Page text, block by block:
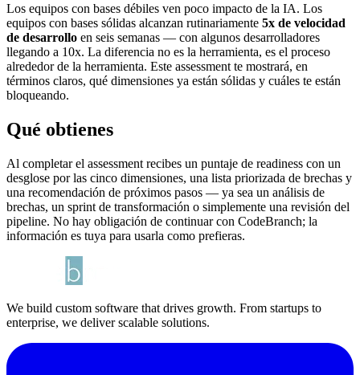
Los equipos con bases débiles ven poco impacto de la IA. Los
equipos con bases sólidas alcanzan rutinariamente 5x de velocidad
de desarrollo en seis semanas — con algunos desarrolladores
llegando a 10x. La diferencia no es la herramienta, es el proceso
alrededor de la herramienta. Este assessment te mostrará, en
términos claros, qué dimensiones ya están sólidas y cuáles te están
bloqueando.
Qué obtienes
Al completar el assessment recibes un puntaje de readiness con un
desglose por las cinco dimensiones, una lista priorizada de brechas y
una recomendación de próximos pasos — ya sea un análisis de
brechas, un sprint de transformación o simplemente una revisión del
pipeline. No hay obligación de continuar con CodeBranch; la
información es tuya para usarla como prefieras.
We build custom software that drives growth. From startups to
enterprise, we deliver scalable solutions.